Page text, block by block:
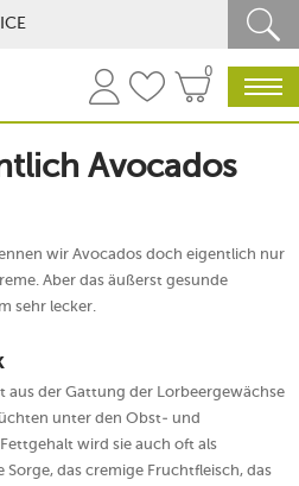
0
Avocados
wir Avocados doch eigentlich nur
Aber das äußerst gesunde
sehr lecker.
aus der Gattung der Lorbeergewächse
unter den Obst- und
wird sie auch oft als
das cremige Fruchtfleisch, das